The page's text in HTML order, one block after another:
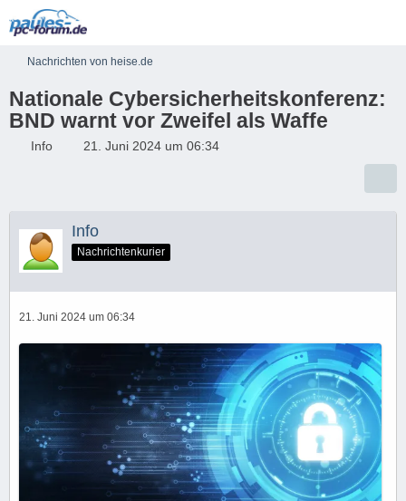
Nachrichten von heise.de
Nationale Cybersicherheitskonferenz:
BND warnt vor Zweifel als Waffe
Info 21. Juni 2024 um 06:34
Info
Nachrichtenkurier
21. Juni 2024 um 06:34